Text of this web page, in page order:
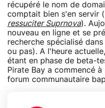
récupéré le nom de
comptait bien s'en servir (
ressuciter Suprnova).
nouveau en ligne et se
recherche spécialisé
ou pas). A l'heure
étant en phase de beta-
Pirate Bay a commencé
forum communautaire